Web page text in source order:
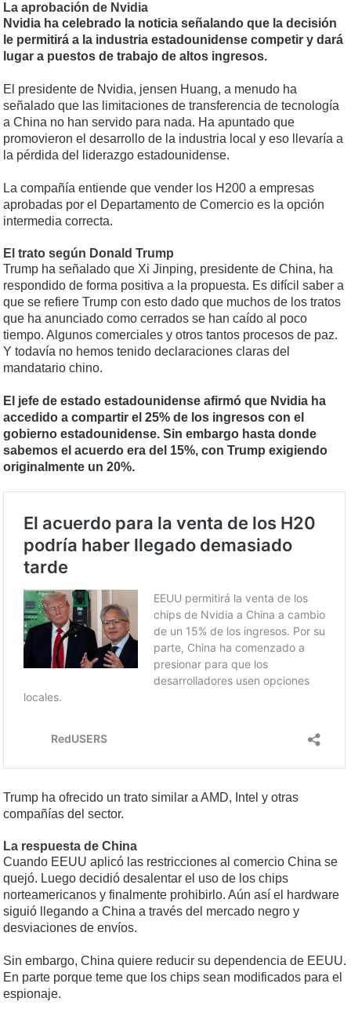
La aprobación de Nvidia
Nvidia ha celebrado la noticia señalando que la decisión
le permitirá a la industria estadounidense competir y dará
lugar a puestos de trabajo de altos ingresos.
El presidente de Nvidia, jensen Huang, a menudo ha
señalado que las limitaciones de transferencia de tecnología
a China no han servido para nada. Ha apuntado que
promovieron el desarrollo de la industria local y eso llevaría a
la pérdida del liderazgo estadounidense.
La compañía entiende que vender los H200 a empresas
aprobadas por el Departamento de Comercio es la opción
intermedia correcta.
El trato según Donald Trump
Trump ha señalado que Xi Jinping, presidente de China, ha
respondido de forma positiva a la propuesta. Es difícil saber a
que se refiere Trump con esto dado que muchos de los tratos
que ha anunciado como cerrados se han caído al poco
tiempo. Algunos comerciales y otros tantos procesos de paz.
Y todavía no hemos tenido declaraciones claras del
mandatario chino.
El jefe de estado estadounidense afirmó que Nvidia ha
accedido a compartir el 25% de los ingresos con el
gobierno estadounidense. Sin embargo hasta donde
sabemos el acuerdo era del 15%, con Trump exigiendo
originalmente un 20%.
Trump ha ofrecido un trato similar a AMD, Intel y otras
compañías del sector.
La respuesta de China
Cuando EEUU aplicó las restricciones al comercio China se
quejó. Luego decidió desalentar el uso de los chips
norteamericanos y finalmente prohibirlo. Aún así el hardware
siguió llegando a China a través del mercado negro y
desviaciones de envíos.
Sin embargo, China quiere reducir su dependencia de EEUU.
En parte porque teme que los chips sean modificados para el
espionaje.